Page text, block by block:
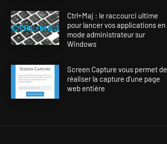
Ctrl+Maj : le raccourci ultime
pour lancer vos applications en
mode administrateur sur
Windows
Screen Capture vous permet de
réaliser la capture d’une page
web entière